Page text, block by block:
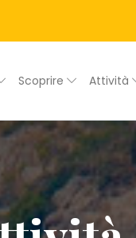
Scoprire Attività